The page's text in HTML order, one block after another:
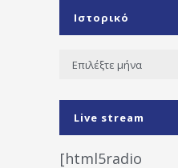
Ιστορικό
Ιστορικό
Live stream
[html5radio